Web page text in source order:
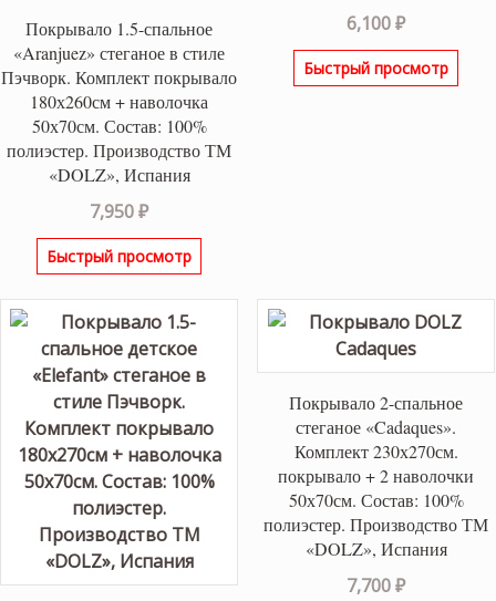
Покрывало 1.5-спальное
«Aranjuez» стеганое в стиле
Пэчворк. Комплект покрывало
180х260см + наволочка
50х70см. Состав: 100%
полиэстер. Производство ТМ
«DOLZ», Испания
7,950₽
Быстрый просмотр
6,100₽
Быстрый просмотр
Покрывало 2-спальное
стеганое «Cadaques».
Комплект 230х270см.
покрывало + 2 наволочки
50х70см. Состав: 100%
полиэстер. Производство ТМ
«DOLZ», Испания
7,700₽